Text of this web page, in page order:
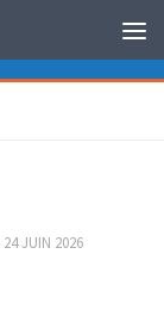
24 JUIN 2026